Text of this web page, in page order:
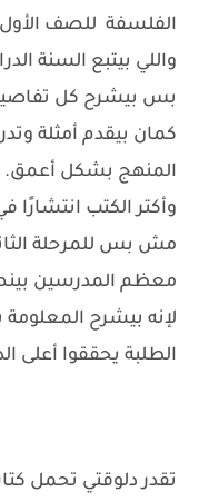
بس بيشرح كل
كمان بيقدم أمثلة
المنهج بشكل أعمق.
وأكتر الكتب
مش بس للمرحلة
معظم المدرسين
لإنه بيشرح
الطلبة يحققوا أعلى
تقدر دلوقتي تحمل